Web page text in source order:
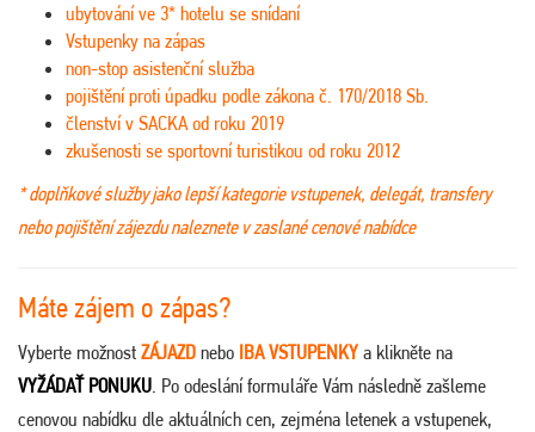
ubytování ve 3* hotelu se snídaní
Vstupenky na zápas
non-stop asistenční služba
pojištění proti úpadku podle zákona č. 170/2018 Sb.
členství v SACKA od roku 2019
zkušenosti se sportovní turistikou od roku 2012
* doplňkové služby jako lepší kategorie vstupenek, delegát, transfery
nebo pojištění zájezdu naleznete v zaslané cenové nabídce
Máte zájem o zápas?
Vyberte možnost ZÁJAZD nebo IBA VSTUPENKY a klikněte na
VYŽÁDAŤ PONUKU. Po odeslání formuláře Vám následně zašleme
cenovou nabídku dle aktuálních cen, zejména letenek a vstupenek,